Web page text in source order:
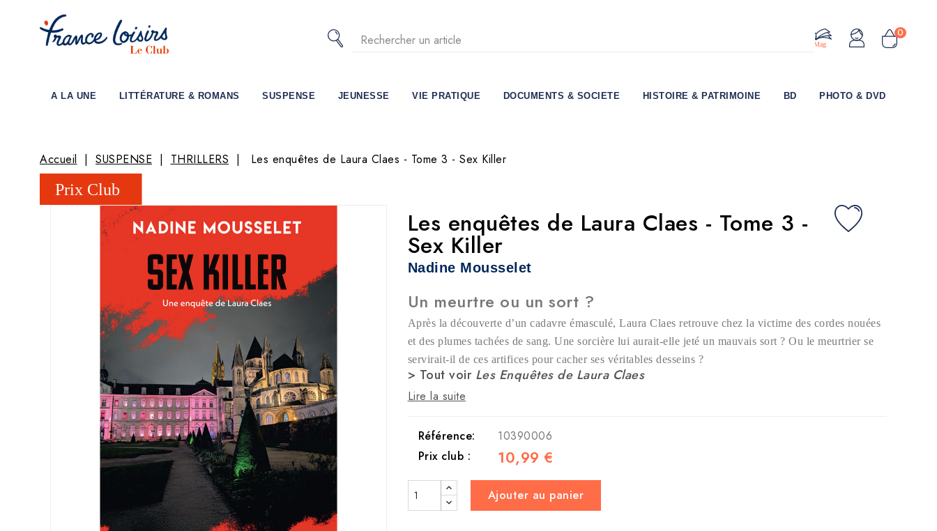
0
Le Mag
A LA UNE LITTÉRATURE & ROMANS SUSPENSE JEUNESSE VIE PRATIQUE DOCUMENTS & SOCIETE HISTOIRE & PATRIMOINE BD PHOTO & DVD
Accueil SUSPENSE THRILLERS Les enquêtes de Laura Claes - Tome 3 - Sex Killer
Les enquêtes de Laura Claes - Tome 3 -
Sex Killer
Nadine Mousselet
Un meurtre ou un sort ?
Après la découverte d’un cadavre émasculé, Laura Claes retrouve chez la victime des cordes nouées
et des plumes tachées de sang. Une sorcière lui aurait-elle jeté un mauvais sort ? Ou le meurtrier se
servirait-il de ces artifices pour cacher ses véritables desseins ?
> Tout voir Les Enquêtes de Laura Claes
Lire la suite
Référence:
10390006
Prix club :
10,99 €
Ajouter au panier